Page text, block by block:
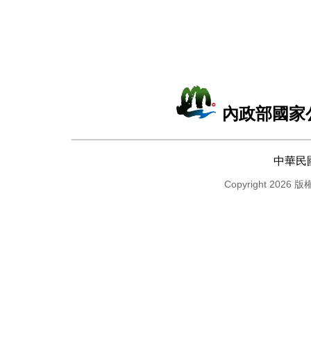
內政部國
中華民
Copyright 2026 版